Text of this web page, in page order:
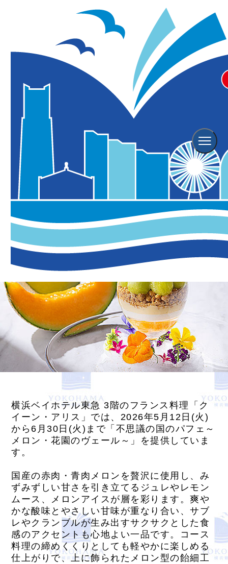
横浜ベイホテル東急 期間限定 ス
イーツ「不思議の国のパフェ～メ
ロン・花園のヴェール～」
※こちらのイベントは終了しております。
横浜ベイホテル東急 3階のフランス料理「ク
イーン・アリス」では、2026年5月12日(火)
から6月30日(火)まで「不思議の国のパフェ～
メロン・花園のヴェール～」を提供していま
す。
国産の赤肉・青肉メロンを贅沢に使用し、み
ずみずしい甘さを引き立てるジュレやレモン
ムース、メロンアイスが層を彩ります。爽や
かな酸味とやさしい甘味が重なり合い、サブ
レやクランブルが生み出すサクサクとした食
感のアクセントも心地よい一品です。コース
料理の締めくくりとしても軽やかに楽しめる
仕上がりで、上に飾られたメロン型の飴細工